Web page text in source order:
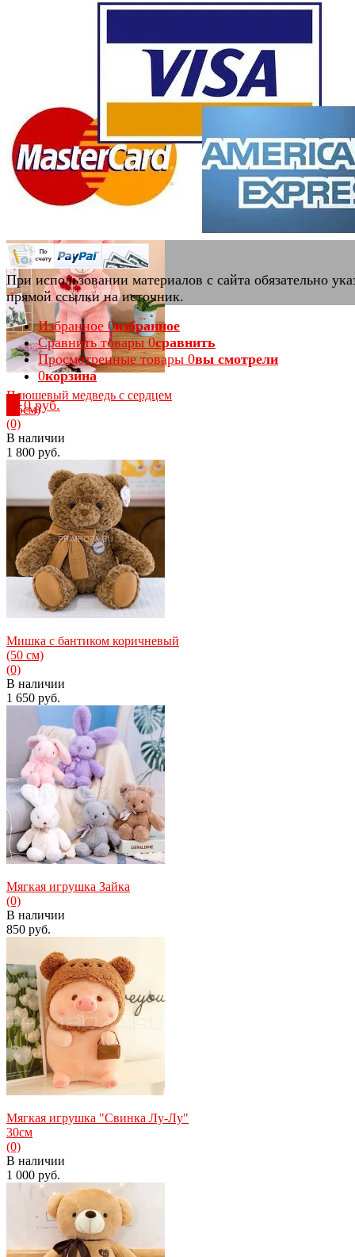
избранное сравнить
Мишутка с бантом белый (35см)
(0)
В наличии
850 руб.
избранное сравнить
Плюшевый медведь с сердцем
(55см)
(0)
В наличии
1 800 руб.
избранное сравнить
Мишка с бантиком коричневый
(50 см)
(0)
В наличии
1 650 руб.
избранное сравнить
Мягкая игрушка Зайка
(0)
В наличии
850 руб.
Мягкая игрушка "Свинка Лу-Лу"
30см
(0)
В наличии
1 000 руб.
При использовании материалов с сайта обязательно
прямой ссылки на источник.
Избранное 0избранное
Сравнить товары 0сравнить
Просмотренные товары 0вы смотрели
0корзина
0 руб.